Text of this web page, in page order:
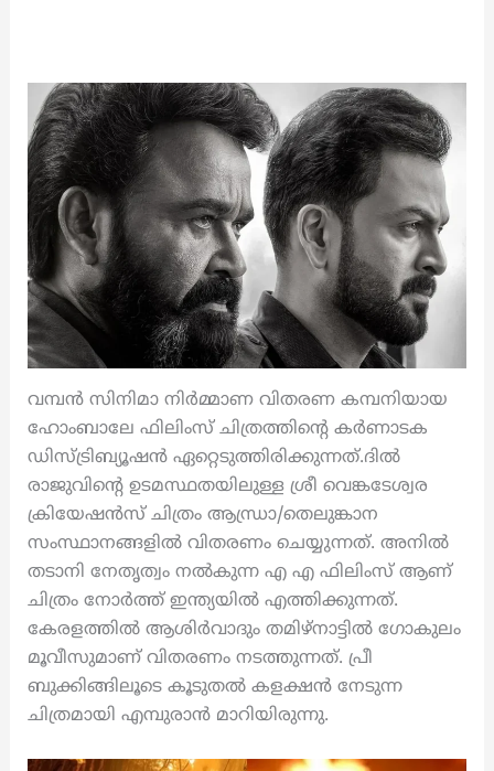
വമ്പന്‍ സിനിമാ നിര്‍മ്മാണ വിതരണ കമ്പനിയായ
ഹോംബാലേ ഫിലിംസ് ചിത്രത്തിന്റെ കര്‍ണാടക
ഡിസ്ട്രിബ്യൂഷന്‍ ഏറ്റെടുത്തിരിക്കുന്നത്.ദില്‍
രാജുവിന്റെ ഉടമസ്ഥതയിലുള്ള ശ്രീ വെങ്കടേശ്വര
ക്രിയേഷന്‍സ് ചിത്രം ആന്ധ്രാ/തെലുങ്കാന
സംസ്ഥാനങ്ങളില്‍ വിതരണം ചെയ്യുന്നത്. അനില്‍
തടാനി നേതൃത്വം നല്‍കുന്ന എ എ ഫിലിംസ് ആണ്
ചിത്രം നോര്‍ത്ത് ഇന്ത്യയില്‍ എത്തിക്കുന്നത്.
കേരളത്തില്‍ ആശിര്‍വാദും തമിഴ്‌നാട്ടില്‍ ഗോകുലം
മൂവീസുമാണ് വിതരണം നടത്തുന്നത്. പ്രീ
ബുക്കിങ്ങിലൂടെ കൂടുതൽ കളക്ഷൻ നേടുന്ന
ചിത്രമായി എമ്പുരാൻ മാറിയിരുന്നു.